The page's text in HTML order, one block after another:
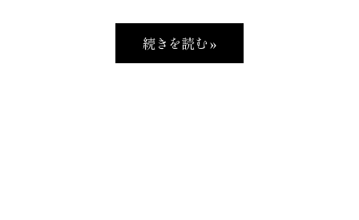
続きを読む »